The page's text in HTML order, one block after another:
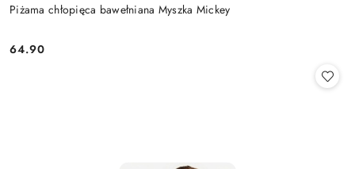
Piżama chłopięca bawełniana Myszka Mickey
Cena:
64.90